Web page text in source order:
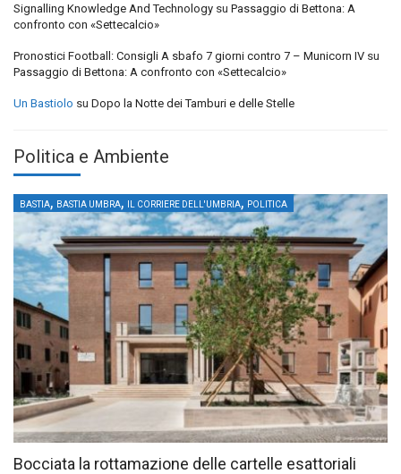
Signalling Knowledge And Technology su Passaggio di Bettona: A
confronto con «Settecalcio»
Pronostici Football: Consigli A sbafo 7 giorni contro 7 – Municorn IV su
Passaggio di Bettona: A confronto con «Settecalcio»
Un Bastiolo su Dopo la Notte dei Tamburi e delle Stelle
Politica e Ambiente
BASTIA, BASTIA UMBRA, IL CORRIERE DELL'UMBRIA, POLITICA
Bocciata la rottamazione delle cartelle esattoriali